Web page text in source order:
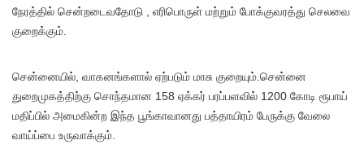
நேரத்தில் சென்றடைவதோடு , எரிபொருள் மற்றும் போக்குவரத்து செலவை
குறைக்கும்.
சென்னையில், வாகனங்களால் ஏற்படும் மாசு குறையும்.சென்னை
துறைமுகத்திற்கு சொந்தமான 158 ஏக்கர் பரப்பளவில் 1200 கோடி ரூபாய்
மதிப்பில் அமைகின்ற இந்த பூங்காவானது பத்தாயிரம் பேருக்கு வேலை
வாய்ப்பை உருவாக்கும்.